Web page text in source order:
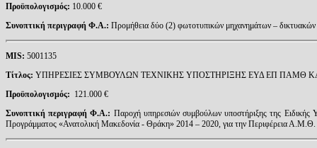
Προϋπολογισμός: 10.000 €
Συνοπτική περιγραφή Φ.Α.: Προμήθεια δύο (2) φωτοτυπικών μηχανημάτων – δικτυακών
MIS: 5001135
Τίτλος: ΥΠΗΡΕΣΙΕΣ ΣΥΜΒΟΥΛΩΝ ΤΕΧΝΙΚΗΣ ΥΠΟΣΤΗΡΙΞΗΣ ΕΥΔ ΕΠ ΠΑΜΘ
Προϋπολογισμός: 121.000 €
Συνοπτική περιγραφή Φ.Α.: Παροχή υπηρεσιών συμβούλων υποστήριξης της Ειδικής
Προγράμματος «Ανατολική Μακεδονία - Θράκη» 2014 – 2020, για την Περιφέρεια Α.Μ.Θ.